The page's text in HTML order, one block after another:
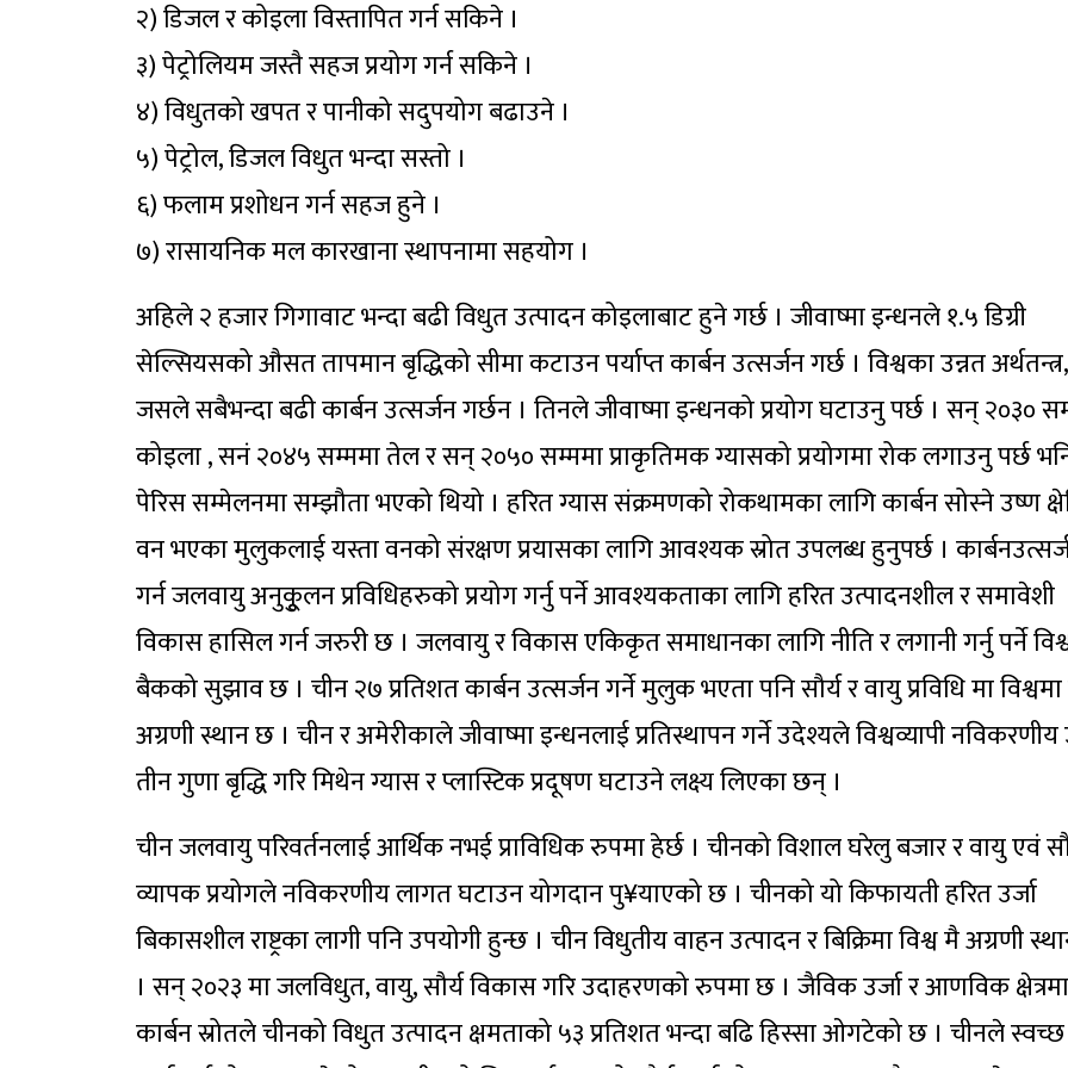
२) डिजल र कोइला विस्तापित गर्न सकिने ।
३) पेट्रोलियम जस्तै सहज प्रयोग गर्न सकिने ।
४) विधुतको खपत र पानीको सदुपयोग बढाउने ।
५) पेट्रोल, डिजल विधुत भन्दा सस्तो ।
६) फलाम प्रशोधन गर्न सहज हुने ।
७) रासायनिक मल कारखाना स्थापनामा सहयोग ।
अहिले २ हजार गिगावाट भन्दा बढी विधुत उत्पादन कोइलाबाट हुने गर्छ । जीवाष्मा इन्धनले १.५ डिग्री
सेल्सियसको औसत तापमान बृद्धिको सीमा कटाउन पर्याप्त कार्बन उत्सर्जन गर्छ । विश्वका उन्नत अर्थतन्त्र,
जसले सबैभन्दा बढी कार्बन उत्सर्जन गर्छन । तिनले जीवाष्मा इन्धनको प्रयोग घटाउनु पर्छ । सन् २०३०
कोइला , सनं २०४५ सम्ममा तेल र सन् २०५० सम्ममा प्राकृतिमक ग्यासको प्रयोगमा रोक लगाउनु पर्छ
पेरिस सम्मेलनमा सम्झौता भएको थियो । हरित ग्यास संक्रमणको रोकथामका लागि कार्बन सोस्ने उष्ण
वन भएका मुलुकलाई यस्ता वनको संरक्षण प्रयासका लागि आवश्यक स्रोत उपलब्ध हुनुपर्छ ।
गर्न जलवायु अनुकूुलन प्रविधिहरुको प्रयोग गर्नु पर्ने आवश्यकताका लागि हरित उत्पादनशील र समावेशी
विकास हासिल गर्न जरुरी छ । जलवायु र विकास एकिकृत समाधानका लागि नीति र लगानी गर्नु पर्ने
बैकको सुझाव छ । चीन २७ प्रतिशत कार्बन उत्सर्जन गर्ने मुलुक भएता पनि सौर्य र वायु प्रविधि मा
अग्रणी स्थान छ । चीन र अमेरीकाले जीवाष्मा इन्धनलाई प्रतिस्थापन गर्ने उदेश्यले विश्वव्यापी नविकरणीय
तीन गुणा बृद्धि गरि मिथेन ग्यास र प्लास्टिक प्रदूषण घटाउने लक्ष्य लिएका छन् ।
चीन जलवायु परिवर्तनलाई आर्थिक नभई प्राविधिक रुपमा हेर्छ । चीनको विशाल घरेलु बजार र वायु एवं
व्यापक प्रयोगले नविकरणीय लागत घटाउन योगदान पु¥याएको छ । चीनको यो किफायती हरित उर्जा
बिकासशील राष्ट्रका लागी पनि उपयोगी हुन्छ । चीन विधुतीय वाहन उत्पादन र बिक्रिमा विश्व मै अग्रणी
। सन् २०२३ मा जलविधुत, वायु, सौर्य विकास गरि उदाहरणको रुपमा छ । जैविक उर्जा र आणविक
कार्बन स्रोतले चीनको विधुत उत्पादन क्षमताको ५३ प्रतिशत भन्दा बढि हिस्सा ओगटेको छ । चीनले स्वच्छ